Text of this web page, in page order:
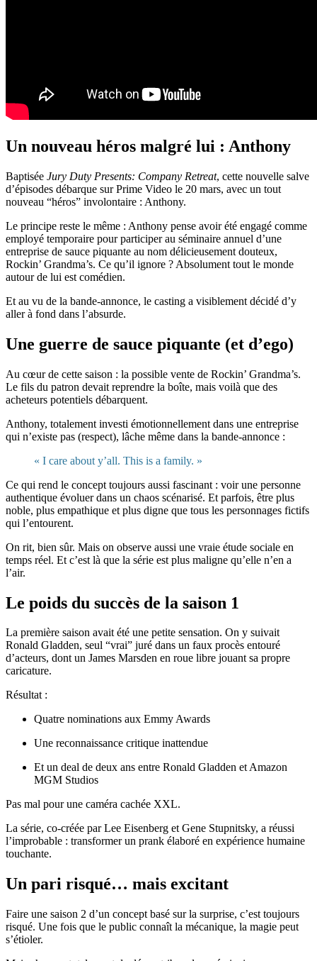
Un nouveau héros malgré lui : Anthony
Baptisée Jury Duty Presents: Company Retreat, cette nouvelle salve
d’épisodes débarque surPrime Video le 20 mars, avec un tout
nouveau “héros” involontaire : Anthony.
Le principe reste le même : Anthony pense avoir été engagé comme
employé temporaire pour participer au séminaire annuel d’une
entreprise de sauce piquante au nom délicieusement douteux,
Rockin’ Grandma’s. Ce qu’il ignore ? Absolument tout le monde
autour de lui est comédien.
Et au vu de la bande-annonce, le casting a visiblement décidé d’y
aller à fond dans l’absurde.
Une guerre de sauce piquante (et d’ego)
Au cœur de cette saison : la possible vente de Rockin’ Grandma’s.
Le fils du patron devait reprendre la boîte, mais voilà que des
acheteurs potentiels débarquent.
Anthony, totalement investi émotionnellement dans une entreprise
qui n’existe pas (respect), lâche même dans la bande-annonce :
« I care about y’all. This is a family. »
Ce qui rend le concept toujours aussi fascinant : voir une personne
authentique évoluer dans un chaos scénarisé. Et parfois, être plus
noble, plus empathique et plus digne que tous les personnages fictifs
qui l’entourent.
On rit, bien sûr. Mais on observe aussi une vraie étude sociale en
temps réel. Et c’est là que la série est plus maligne qu’elle n’en a
l’air.
Le poids du succès de la saison 1
La première saison avait été une petite sensation. On y suivait
Ronald Gladden, seul “vrai” juré dans un faux procès entouré
d’acteurs, dont un James Marsden en roue libre jouant sa propre
caricature.
Résultat :
Quatre nominations aux Emmy Awards
Une reconnaissance critique inattendue
Et un deal de deux ans entre Ronald Gladden et Amazon
MGM Studios
Pas mal pour une caméra cachée XXL.
La série, co-créée par Lee Eisenberg et Gene Stupnitsky, a réussi
l’improbable : transformer un prank élaboré en expérience humaine
touchante.
Un pari risqué… mais excitant
Faire une saison 2 d’un concept basé sur la surprise, c’est toujours
risqué. Une fois que le public connaît la mécanique, la magie peut
s’étioler.